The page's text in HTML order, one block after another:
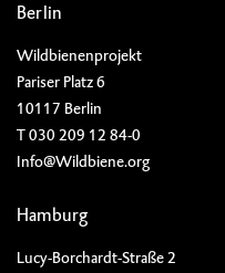
Berlin
Wildbienenprojekt
Pariser Platz 6
10117 Berlin
T 030 209 12 84-0
Info@Wildbiene.org
Hamburg
Lucy-Borchardt-Straße 2